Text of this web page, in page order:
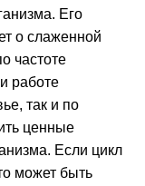
Его
о слаженной
частоте
работе
так и по
ценные
Если цикл
может быть